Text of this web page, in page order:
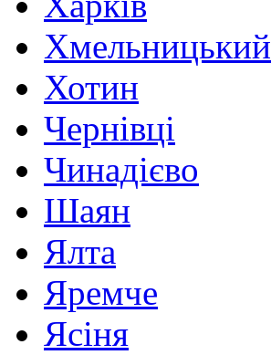
Хмельницький
Хотин
Чернівці
Чинадієво
Шаян
Ялта
Яремче
Ясіня